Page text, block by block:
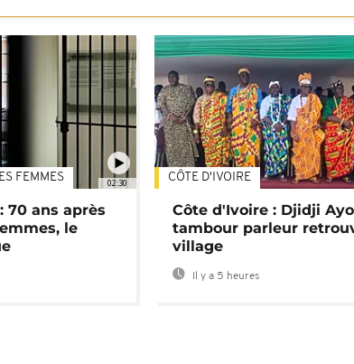
02:30
FEMMES
70 ans après
le
CÔTE D'IVOIRE
Côte d'Ivoire : Djidji
tambour parleur
village
Il y a 5 heures